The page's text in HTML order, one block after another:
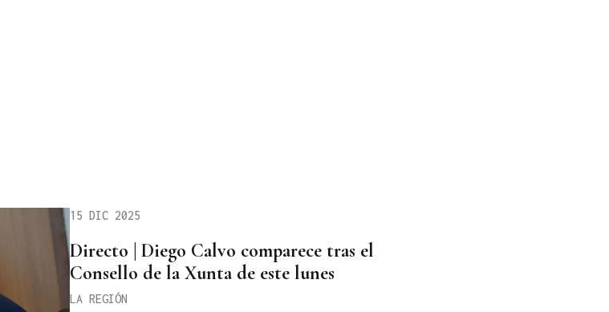
15 DIC 2025
Directo | Diego Calvo comparece tras el
Consello de la Xunta de este lunes
LA REGIÓN